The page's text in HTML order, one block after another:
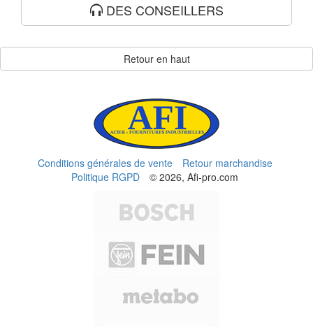
DES CONSEILLERS
Retour en haut
Conditions générales de vente
Retour marchandise
Politique RGPD
© 2026, Afi-pro.com